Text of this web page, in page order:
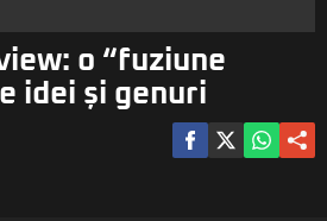
o “fuziune
idei și genuri